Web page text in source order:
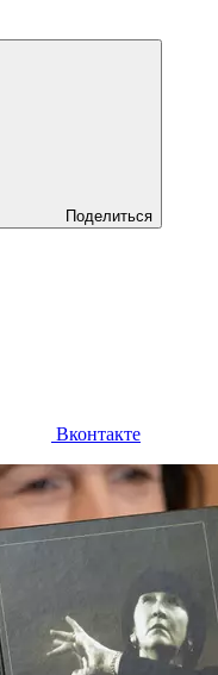
Поделиться
Вконтакте